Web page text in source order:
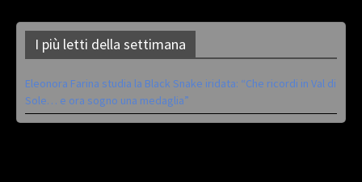
I più letti della settimana
Eleonora Farina studia la Black Snake iridata: “Che ricordi in Val di
Sole… e ora sogno una medaglia”